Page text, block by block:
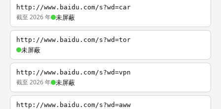
http://www.baidu.com/s?wd=car
截至 2026 年 未屏蔽
http://www.baidu.com/s?wd=tor
未屏蔽
http://www.baidu.com/s?wd=vpn
截至 2026 年 未屏蔽
http://www.baidu.com/s?wd=aww